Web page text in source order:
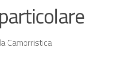
Camorristica